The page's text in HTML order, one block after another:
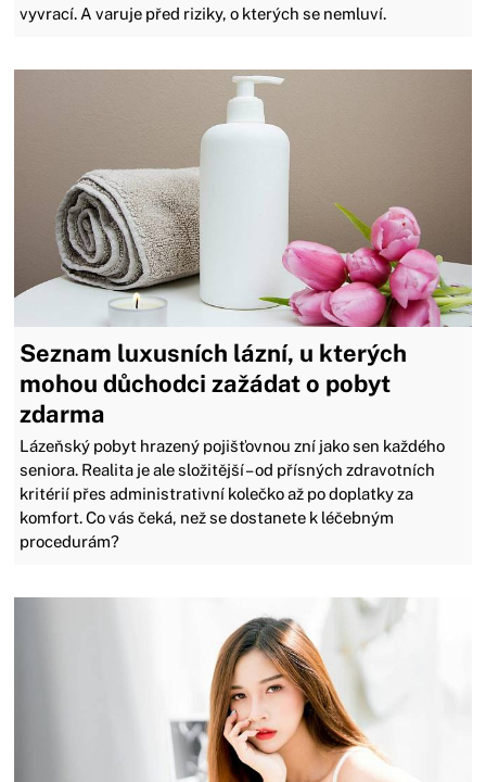
vyvrací. A varuje před riziky, o kterých se nemluví.
Seznam luxusních lázní, u kterých
mohou důchodci zažádat o pobyt
zdarma
Lázeňský pobyt hrazený pojišťovnou zní jako sen každého
seniora. Realita je ale složitější – od přísných zdravotních
kritérií přes administrativní kolečko až po doplatky za
komfort. Co vás čeká, než se dostanete k léčebným
procedurám?